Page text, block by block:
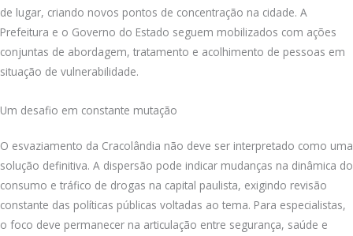
de lugar, criando novos pontos de concentração na cidade. A
Prefeitura e o Governo do Estado seguem mobilizados com ações
conjuntas de abordagem, tratamento e acolhimento de pessoas em
situação de vulnerabilidade.
Um desafio em constante mutação
O esvaziamento da Cracolândia não deve ser interpretado como uma
solução definitiva. A dispersão pode indicar mudanças na dinâmica do
consumo e tráfico de drogas na capital paulista, exigindo revisão
constante das políticas públicas voltadas ao tema. Para especialistas,
o foco deve permanecer na articulação entre segurança, saúde e